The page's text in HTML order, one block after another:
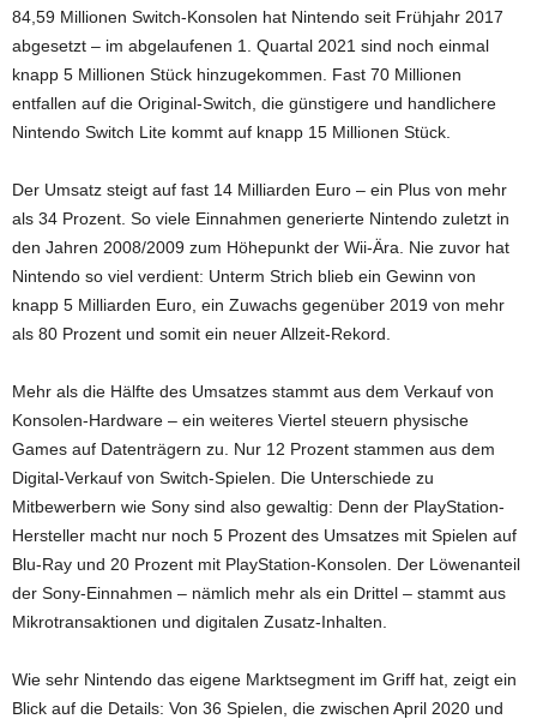
84,59 Millionen Switch-Konsolen hat Nintendo seit Frühjahr 2017
abgesetzt – im abgelaufenen 1. Quartal 2021 sind noch einmal
knapp 5 Millionen Stück hinzugekommen. Fast 70 Millionen
entfallen auf die Original-Switch, die günstigere und handlichere
Nintendo Switch Lite kommt auf knapp 15 Millionen Stück.
Der Umsatz steigt auf fast 14 Milliarden Euro – ein Plus von mehr
als 34 Prozent. So viele Einnahmen generierte Nintendo zuletzt in
den Jahren 2008/2009 zum Höhepunkt der Wii-Ära. Nie zuvor hat
Nintendo so viel verdient: Unterm Strich blieb ein Gewinn von
knapp 5 Milliarden Euro, ein Zuwachs gegenüber 2019 von mehr
als 80 Prozent und somit ein neuer Allzeit-Rekord.
Mehr als die Hälfte des Umsatzes stammt aus dem Verkauf von
Konsolen-Hardware – ein weiteres Viertel steuern physische
Games auf Datenträgern zu. Nur 12 Prozent stammen aus dem
Digital-Verkauf von Switch-Spielen. Die Unterschiede zu
Mitbewerbern wie Sony sind also gewaltig: Denn der PlayStation-
Hersteller macht nur noch 5 Prozent des Umsatzes mit Spielen auf
Blu-Ray und 20 Prozent mit PlayStation-Konsolen. Der Löwenanteil
der Sony-Einnahmen – nämlich mehr als ein Drittel – stammt aus
Mikrotransaktionen und digitalen Zusatz-Inhalten.
Wie sehr Nintendo das eigene Marktsegment im Griff hat, zeigt ein
Blick auf die Details: Von 36 Spielen, die zwischen April 2020 und